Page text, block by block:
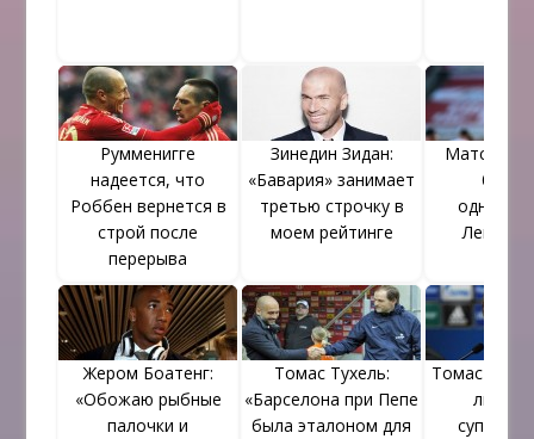
Румменигге
надеется, что
Роббен вернется в
строй после
перерыва
Зинедин Зидан:
«Бавария» занимает
третью строчку в
моем рейтинге
Матс
Жером Боатенг:
«Обожаю рыбные
палочки и
Томас Тухель:
«Барселона при Пепе
была эталоном для
Томас
люди,